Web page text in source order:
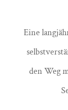
Eine
den Weg